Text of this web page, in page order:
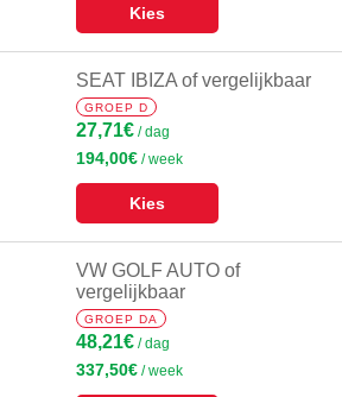
Kies
SEAT IBIZA of vergelijkbaar
GROEP D
27,71€ / dag
194,00€ / week
Kies
VW GOLF AUTO of
vergelijkbaar
GROEP DA
48,21€ / dag
337,50€ / week